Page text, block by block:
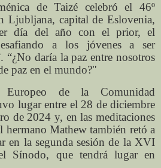
de Taizé celebró el 46º
Ljubljana, capital de Eslovenia,
día del año con el prior, el
a los jóvenes a ser
“¿No daría la paz entre nosotros
paz en el mundo?"
de la Comunidad
lugar entre el 28 de diciembre
de 2024 y, en las meditaciones
hermano Mathew también retó a
en la segunda sesión de la XVI
Sínodo, que tendrá lugar en